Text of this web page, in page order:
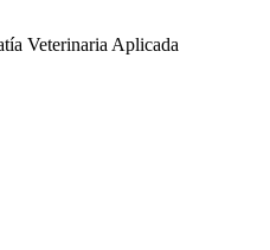
Veterinaria Aplicada